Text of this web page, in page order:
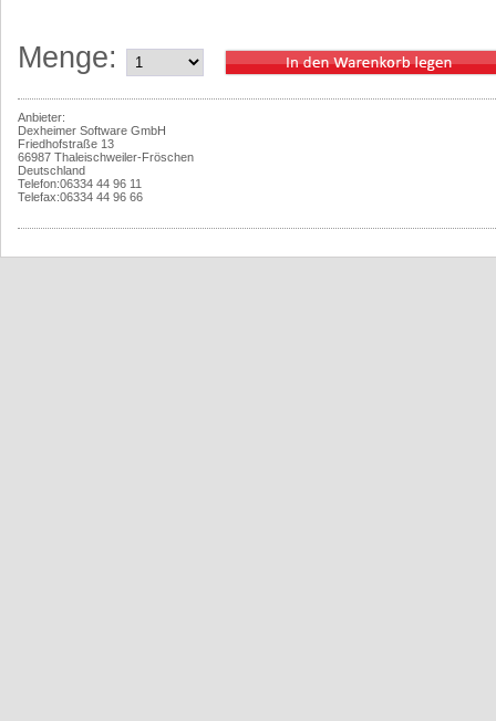
Menge:
Anbieter:
Dexheimer Software GmbH
Friedhofstraße 13
66987 Thaleischweiler-Fröschen
Deutschland
Telefon:06334 44 96 11
Telefax:06334 44 96 66